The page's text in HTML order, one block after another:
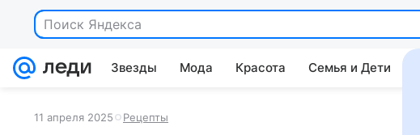
Поиск Яндекса
Звезды Мода Красота Семья и Дети
11 апреля 2025 Рецепты